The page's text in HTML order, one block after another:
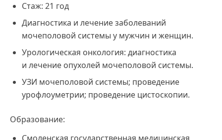
Стаж: 21 год
Диагностика и лечение заболеваний
мочеполовой системы у мужчин и женщин.
Урологическая онкология: диагностика
и лечение опухолей мочеполовой системы.
УЗИ мочеполовой системы; проведение
урофлоуметрии; проведение цистоскопии.
Образование: